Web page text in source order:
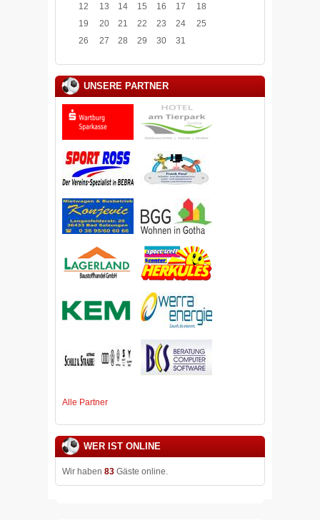
12
13 14 15 16 17
18
19
20 21 22 23 24
25
26
27 28 29 30 31
UNSERE PARTNER
Alle Partner
WER IST ONLINE
Wir haben 83 Gäste online.